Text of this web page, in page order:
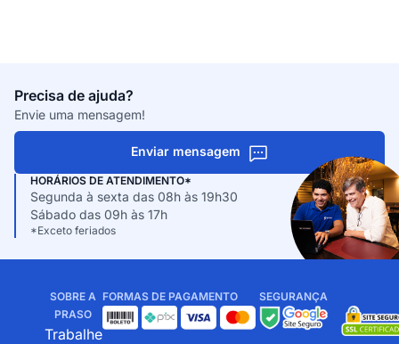
Precisa de ajuda?
Envie uma mensagem!
Enviar mensagem
HORÁRIOS DE ATENDIMENTO*
Segunda à sexta das 08h às 19h30
Sábado das 09h às 17h
*Exceto feriados
SOBRE A
PRASO
Trabalhe
FORMAS DE PAGAMENTO SEGURANÇA